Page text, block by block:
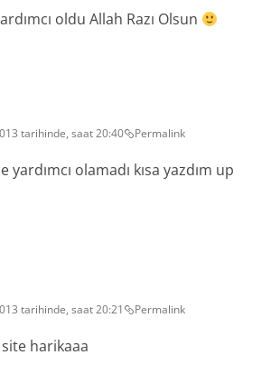
oldu Allah Razı Olsun
tarihinde, saat 20:40 Permalink
yardımcı olamadı kısa yazdım up
tarihinde, saat 20:21 Permalink
harikaaa